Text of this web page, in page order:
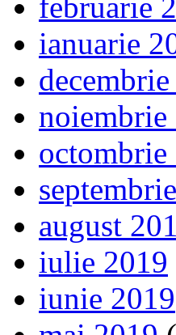
ianuarie
noiembrie
octombrie
august
iulie 2019
iunie 2019